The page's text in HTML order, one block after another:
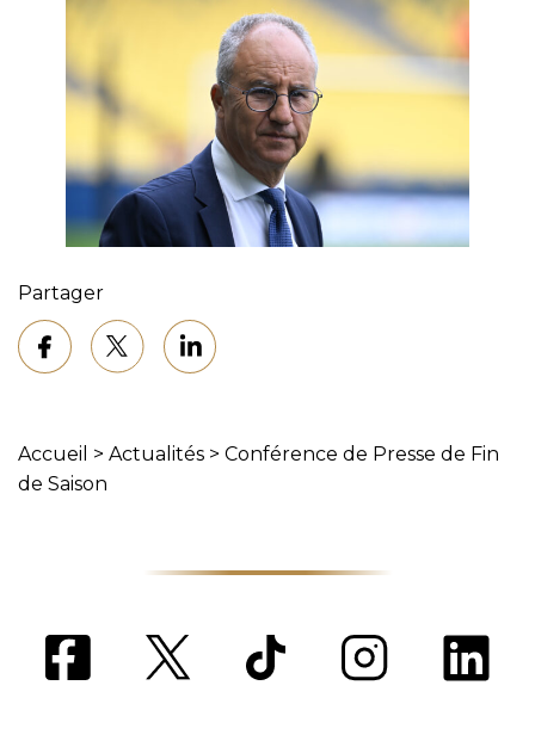
Partager
Accueil > Actualités > Conférence de Presse de Fin
de Saison